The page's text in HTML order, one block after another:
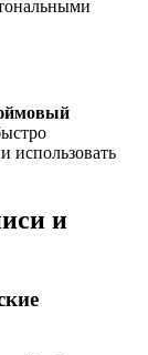
использовать
и